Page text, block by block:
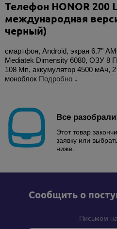
Телефон HONOR 200
международная
черный)
смартфон, Android, экран 6.7"
Mediatek Dimensity 6080, ОЗУ 8
108 Мп, аккумулятор 4500 мАч,
моноблок Подробно ↓
Все
Этот товар
заявку или
ниже.
Cообщить о
Письмом